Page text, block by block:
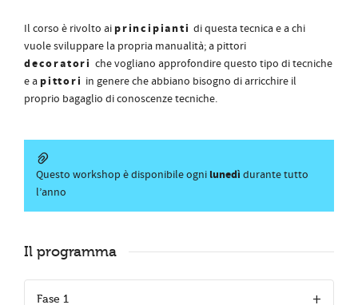
Il corso è rivolto ai principiantidi questa tecnica e a chi
vuole sviluppare la propria manualità; a pittori
decoratori che vogliano approfondire questo tipo di tecniche
e a pittori in genere che abbiano bisogno di arricchire il
proprio bagaglio di conoscenze tecniche.
Questo workshop è disponibile ogni lunedì durante tutto
l’anno
Il programma
Fase 1